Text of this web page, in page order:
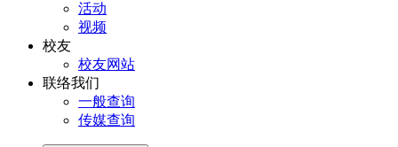
活动
视频
校友
校友网站
联络我们
一般查询
传媒查询